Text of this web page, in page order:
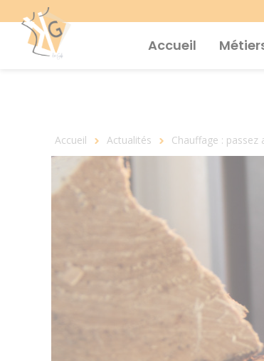
contenu
principal Accueil
Fil
d'Ariane
Accueil Actualités Chauffage : passez